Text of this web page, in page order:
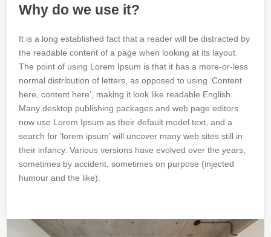
Why do we use it?
It is a long established fact that a reader will be distracted by
the readable content of a page when looking at its layout.
The point of using Lorem Ipsum is that it has a more-or-less
normal distribution of letters, as opposed to using ‘Content
here, content here’, making it look like readable English.
Many desktop publishing packages and web page editors
now use Lorem Ipsum as their default model text, and a
search for ‘lorem ipsum’ will uncover many web sites still in
their infancy. Various versions have evolved over the years,
sometimes by accident, sometimes on purpose (injected
humour and the like).